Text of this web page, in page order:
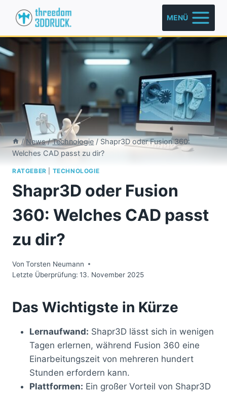
Inhalt
springen
MENÜ
/ News / Technologie / Shapr3D oder Fusion 360:
Welches CAD passt zu dir?
RATGEBER TECHNOLOGIE
Shapr3D oder Fusion
360: Welches CAD passt
zu dir?
Von Torsten Neumann
Letzte Überprüfung: 13. November 2025
Das Wichtigste in Kürze
Lernaufwand: Shapr3D lässt sich in wenigen
Tagen erlernen, während Fusion 360 eine
Einarbeitungszeit von mehreren hundert
Stunden erfordern kann.
Plattformen: Ein großer Vorteil von Shapr3D